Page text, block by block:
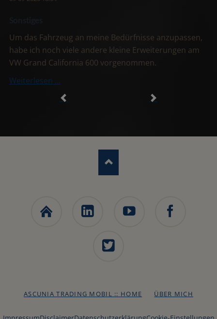
Um das Fahrzeug an meine Bedürfnisse anzupassen,
habe ich noch viele andere kleine Erweiterungen am
VW Grand California 600 vorgenommen.
Weiterlesen …Sonstiges
NAVIGATION
ASCUNIA TRADING MOBIL :: HOME ÜBER MICH